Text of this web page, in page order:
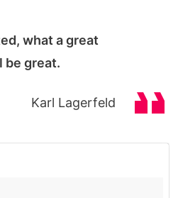
what a great
be great.
Karl Lagerfeld